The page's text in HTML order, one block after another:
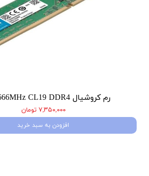
رم کروشیال 8GB 2666MHz CL19 DDR4
۷,۳۵۰,۰۰۰ تومان
افزودن به سبد خرید